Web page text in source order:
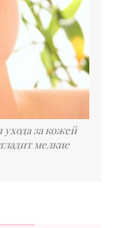
ухода за кожей
мелкие